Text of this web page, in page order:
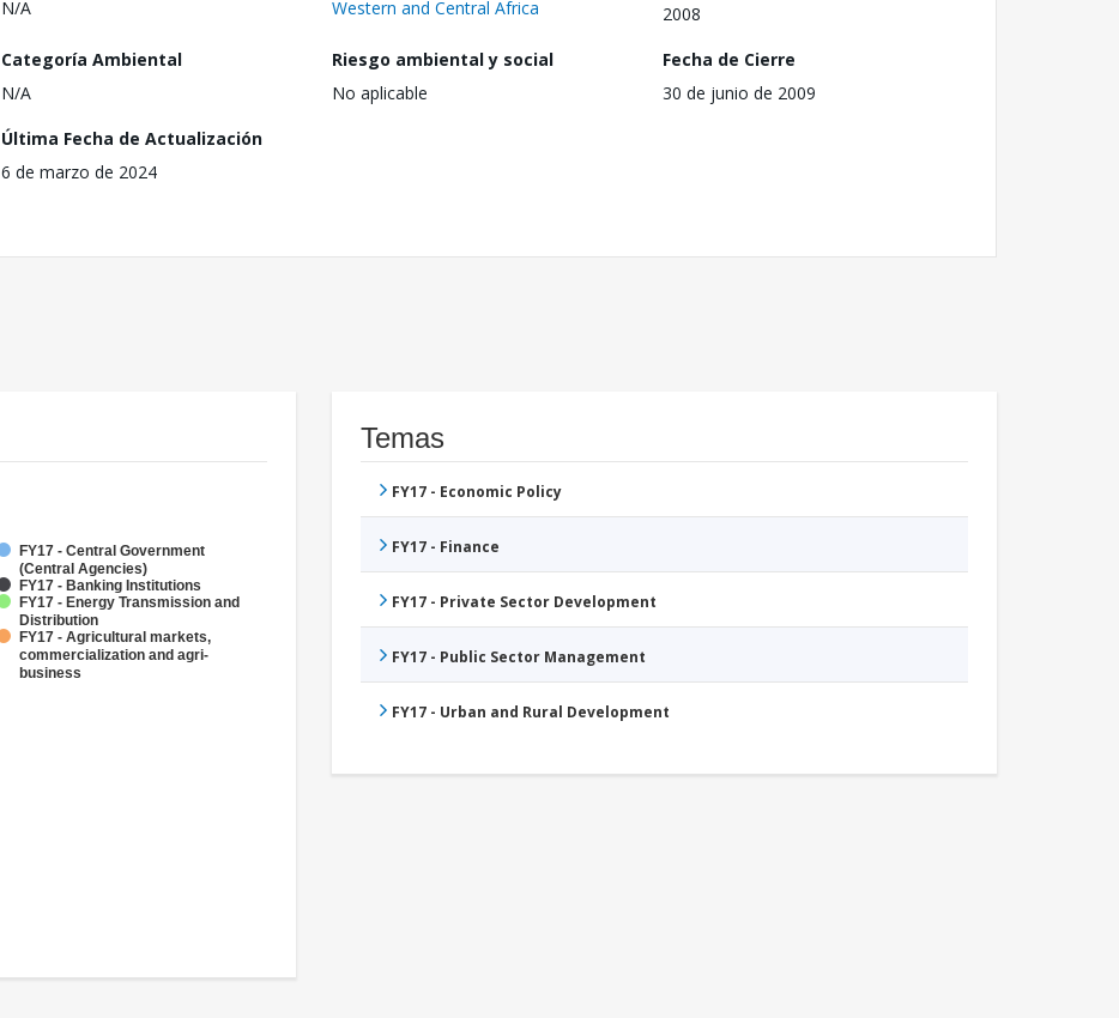
N/A
Western and Central Africa
2008
Categoría Ambiental
N/A
Riesgo ambiental y social
No aplicable
Fecha de Cierre
30 de junio de 2009
Última Fecha de Actualización
6 de marzo de 2024
FY17 - Central Government
(Central Agencies)
FY17 - Banking Institutions
FY17 - Energy Transmission and
Distribution
FY17 - Agricultural markets,
commercialization and agri-
business
Temas
FY17 - Economic Policy
FY17 - Finance
FY17 - Private Sector Development
FY17 - Public Sector Management
FY17 - Urban and Rural Development